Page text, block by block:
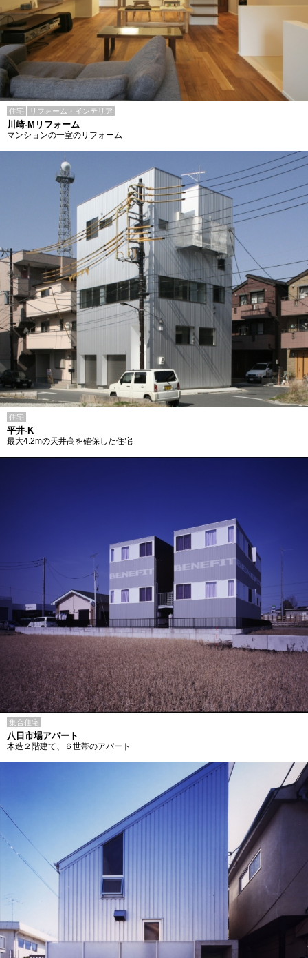
住宅 リフォーム・インテリア
川崎-Mリフォーム
マンションの一室のリフォーム
住宅
平井-K
最大4.2mの天井高を確保した住宅
集合住宅
八日市場アパート
木造２階建て、６世帯のアパート